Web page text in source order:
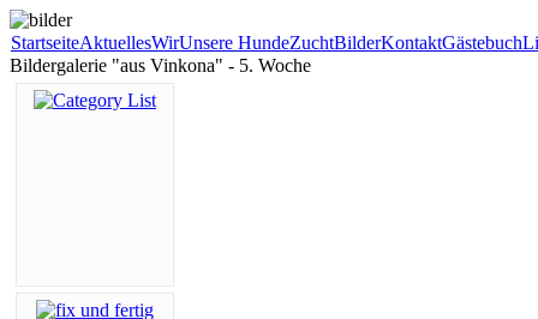
StartseiteAktuellesWirUnsere HundeZuchtBilderKontaktGästebuch
Bildergalerie "aus Vinkona" - 5. Woche